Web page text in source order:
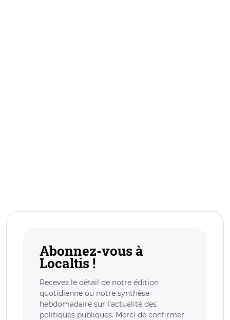
Abonnez-vous à
Localtis !
Recevez le détail de notre édition
quotidienne ou notre synthèse
hebdomadaire sur l’actualité des
politiques publiques. Merci de confirmer